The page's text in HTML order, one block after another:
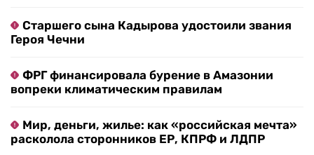
Старшего сына Кадырова удостоили звания
Героя Чечни
ФРГ финансировала бурение в Амазонии
вопреки климатическим правилам
Мир, деньги, жилье: как «российская мечта»
расколола сторонников ЕР, КПРФ и ЛДПР